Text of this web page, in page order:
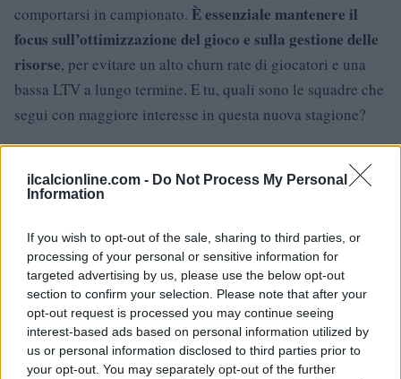
ilcalcionline.com - Do Not Process My Personal
Information
If you wish to opt-out of the sale, sharing to third parties, or
processing of your personal or sensitive information for
targeted advertising by us, please use the below opt-out
section to confirm your selection. Please note that after your
opt-out request is processed you may continue seeing
interest-based ads based on personal information utilized by
us or personal information disclosed to third parties prior to
your opt-out. You may separately opt-out of the further
comportarsi in campionato. È essenziale mantenere il
focus sull’ottimizzazione del gioco e sulla gestione delle
risorse, per evitare un alto churn rate di giocatori e una
bassa LTV a lungo termine. E tu, quali sono le squadre che
segui con maggiore interesse in questa nuova stagione?
AUTORE